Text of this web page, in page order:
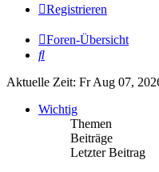
Registrieren
Foren-Übersicht
Suche
Aktuelle Zeit: Fr Aug 07,
Wichtig
Themen
Beiträge
Letzter Beitrag